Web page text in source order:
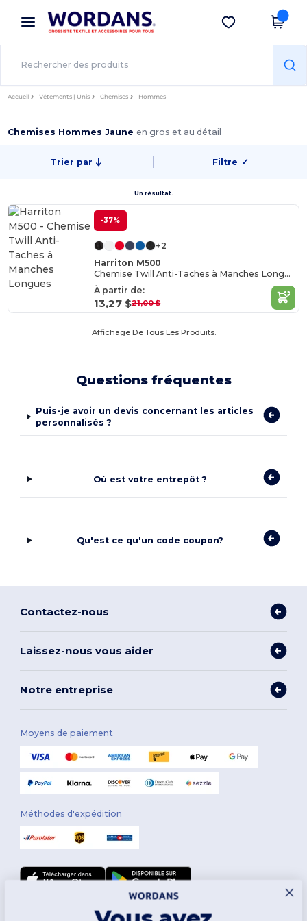
× Appli Wordans
Meilleurs prix sur l’app !
Obtenir l'appli
Accueil Vêtements | Unis Chemises Hommes
Chemises Hommes Jauneen gros et au détail
Trier par Filtre ✓
Un résultat.
-37%
+2
Harriton M500
Chemise Twill Anti-Taches à Manches Longues
À partir de:
13,27 $21,00 $
Affichage De Tous Les Produits.
Questions fréquentes
Puis-je avoir un devis concernant les articles
personnalisés ?
Où est votre entrepôt ?
Qu'est ce qu'un code coupon?
Contactez-nous
Laissez-nous vous aider
Notre entreprise
Moyens de paiement
Méthodes d'expédition